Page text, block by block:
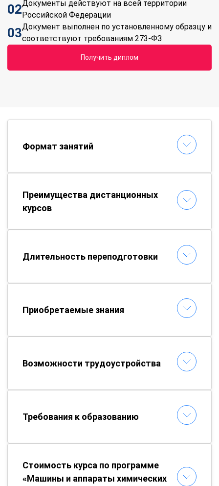
02Документы действуют на всей территории
Российской Федерации
03Документ выполнен по установленному образцу и
соответствуют требованиям 273-ФЗ
Получить диплом
Формат занятий
Преимущества дистанционных
курсов
Длительность переподготовки
Приобретаемые знания
Возможности трудоустройства
Требования к образованию
Стоимость курса по программе
«Машины и аппараты химических